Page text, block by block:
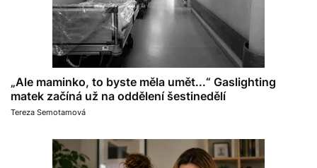
„Ale maminko, to byste měla umět...“ Gaslighting
matek začíná už na oddělení šestinedělí
Tereza Semotamová